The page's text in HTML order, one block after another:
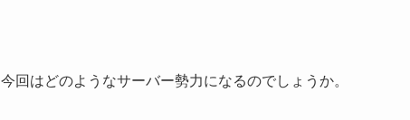
今回はどのようなサーバー勢力になるのでしょうか。